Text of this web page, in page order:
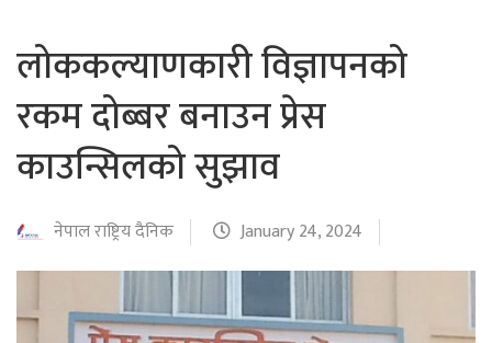
लोककल्याणकारी विज्ञापनको
रकम दोब्बर बनाउन प्रेस
काउन्सिलको सुझाव
नेपाल राष्ट्रिय दैनिक January 24, 2024